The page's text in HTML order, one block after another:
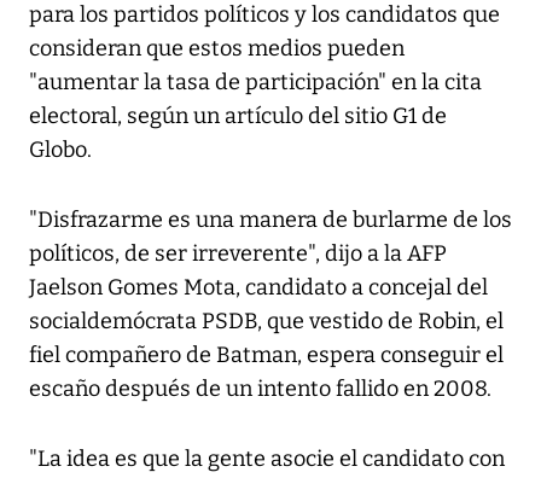
para los partidos políticos y los candidatos que
consideran que estos medios pueden
"aumentar la tasa de participación" en la cita
electoral, según un artículo del sitio G1 de
Globo.
"Disfrazarme es una manera de burlarme de los
políticos, de ser irreverente", dijo a la AFP
Jaelson Gomes Mota, candidato a concejal del
socialdemócrata PSDB, que vestido de Robin, el
fiel compañero de Batman, espera conseguir el
escaño después de un intento fallido en 2008.
"La idea es que la gente asocie el candidato con